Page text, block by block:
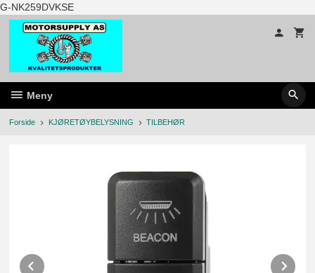
G-NK259DVKSEGå
til
innholdet
Meny
Forside KJØRETØYBELYSNING TILBEHØR
Prev